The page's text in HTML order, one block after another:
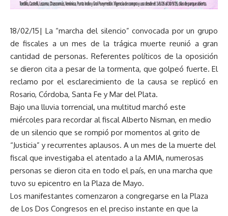
18/02/15| La “marcha del silencio” convocada por un grupo
de fiscales a un mes de la trágica muerte reunió a gran
cantidad de personas. Referentes políticos de la oposición
se dieron cita a pesar de la tormenta, que golpeó fuerte. El
reclamo por el esclarecimiento de la causa se replicó en
Rosario, Córdoba, Santa Fe y Mar del Plata.
Bajo una lluvia torrencial, una multitud marchó este
miércoles para recordar al fiscal Alberto Nisman, en medio
de un silencio que se rompió por momentos al grito de
“Justicia” y recurrentes aplausos. A un mes de la muerte del
fiscal que investigaba el atentado a la AMIA, numerosas
personas se dieron cita en todo el país, en una marcha que
tuvo su epicentro en la Plaza de Mayo.
Los manifestantes comenzaron a congregarse en la Plaza
de Los Dos Congresos en el preciso instante en que la